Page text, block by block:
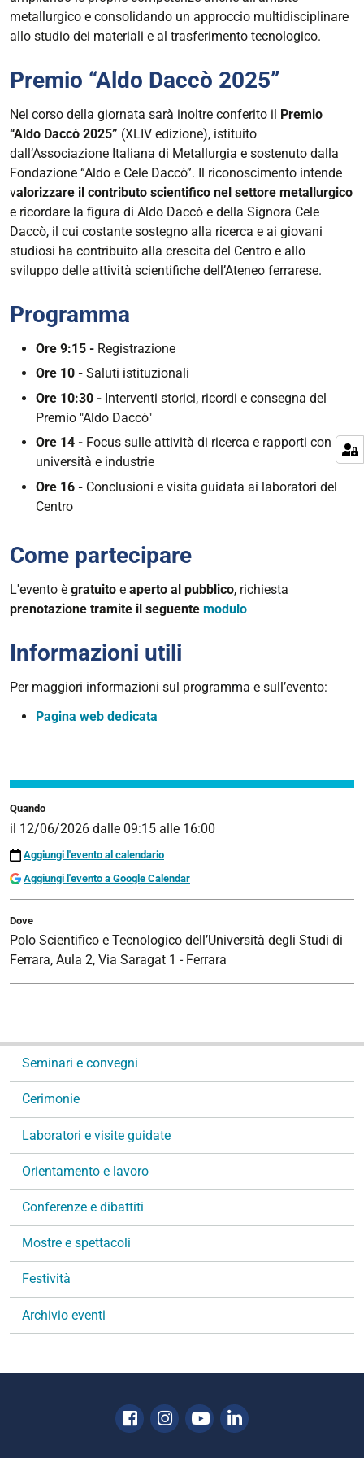
Quando
il 12/06/2026 dalle 09:15 alle 16:00
Aggiungi l'evento al calendario
Aggiungi l'evento a Google Calendar
Dove
Polo Scientifico e Tecnologico dell’Università degli Studi di
Ferrara, Aula 2, Via Saragat 1 - Ferrara
metallurgico e consolidando un approccio multidisciplinare
allo studio dei materiali e al trasferimento tecnologico.
Premio “Aldo Daccò 2025”
Nel corso della giornata sarà inoltre conferito il Premio
“Aldo Daccò 2025” (XLIV edizione), istituito
dall’Associazione Italiana di Metallurgia e sostenuto dalla
Fondazione “Aldo e Cele Daccò”. Il riconoscimento intende
valorizzare il contributo scientifico nel settore metallurgico
e ricordare la figura di Aldo Daccò e della Signora Cele
Daccò, il cui costante sostegno alla ricerca e ai giovani
studiosi ha contribuito alla crescita del Centro e allo
sviluppo delle attività scientifiche dell’Ateneo ferrarese.
Programma
Ore 9:15 - Registrazione
Ore 10 - Saluti istituzionali
Ore 10:30 - Interventi storici, ricordi e consegna del
Premio "Aldo Daccò"
Ore 14 - Focus sulle attività di ricerca e rapporti con
università e industrie
Ore 16 - Conclusioni e visita guidata ai laboratori del
Centro
Come partecipare
L'evento è gratuito e aperto al pubblico, richiesta
prenotazione tramite il seguente modulo
Informazioni utili
Per maggiori informazioni sul programma e sull’evento:
Pagina web dedicata
a
i
n
Seminari e convegni
Cerimonie
Laboratori e visite guidate
Orientamento e lavoro
Conferenze e dibattiti
Mostre e spettacoli
Festività
Archivio eventi
Facebook
Instagram
YoutubeLinkedin